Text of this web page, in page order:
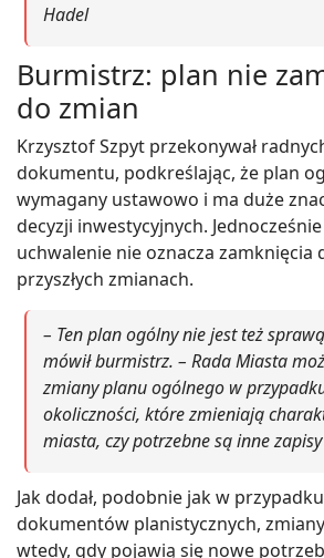
Hadel
Burmistrz: plan nie
do zmian
Krzysztof Szpyt przekonywał
dokumentu, podkreślając, że plan
wymagany ustawowo i ma duże
decyzji inwestycyjnych. Jednocześnie
uchwalenie nie oznacza zamknięcia
przyszłych zmianach.
– Ten plan ogólny nie jest też
mówił burmistrz. – Rada Miasta
zmiany planu ogólnego w
okoliczności, które zmieniają
miasta, czy potrzebne są inne
Jak dodał, podobnie jak w
dokumentów planistycznych,
wtedy, gdy pojawią się nowe